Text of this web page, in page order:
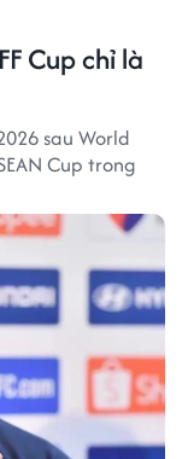
Cup chỉ là
sau World
Cup trong